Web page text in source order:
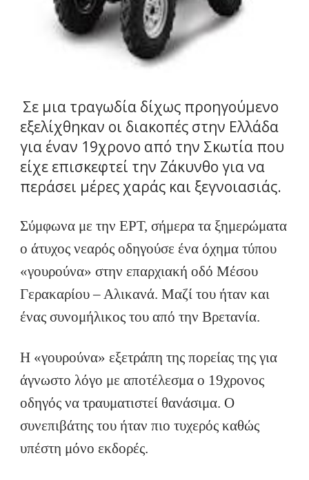
Σε μια τραγωδία δίχως προηγούμενο
εξελίχθηκαν οι διακοπές στην Ελλάδα
για έναν 19χρονο από την Σκωτία που
είχε επισκεφτεί την Ζάκυνθο για να
περάσει μέρες χαράς και ξεγνοιασιάς.
Σύμφωνα με την ΕΡΤ, σήμερα τα ξημερώματα
ο άτυχος νεαρός οδηγούσε ένα όχημα τύπου
«γουρούνα» στην επαρχιακή οδό Μέσου
Γερακαρίου – Αλικανά. Μαζί του ήταν και
ένας συνομήλικος του από την Βρετανία.
Η «γουρούνα» εξετράπη της πορείας της για
άγνωστο λόγο με αποτέλεσμα ο 19χρονος
οδηγός να τραυματιστεί θανάσιμα. Ο
συνεπιβάτης του ήταν πιο τυχερός καθώς
υπέστη μόνο εκδορές.